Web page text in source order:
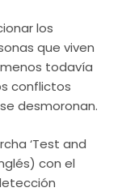
los
que viven
todavía
conflictos
desmoronan.
‘Test and
con el